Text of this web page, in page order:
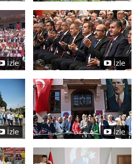
İzle İzle
İzle İzle